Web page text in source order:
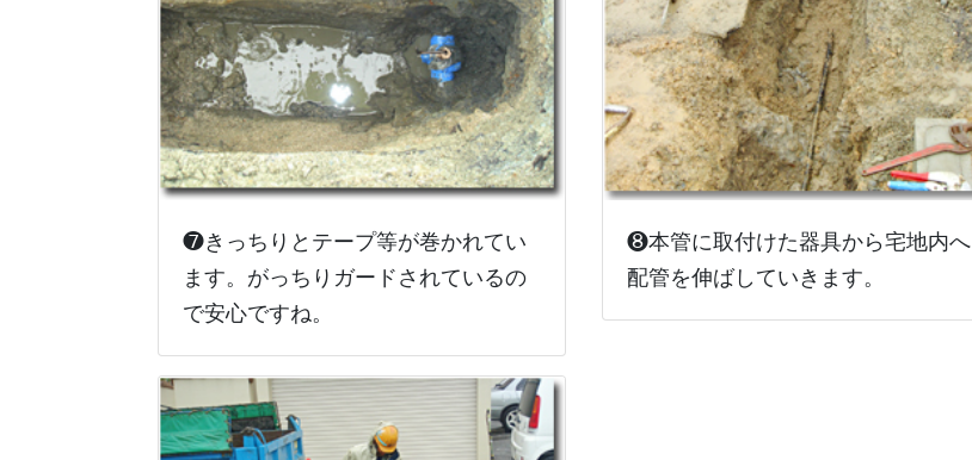
❼きっちりとテープ等が巻かれてい
ます。がっちりガードされているの
で安心ですね。
❽本管に取付けた器具から宅地内へ
配管を伸ばしていきます。